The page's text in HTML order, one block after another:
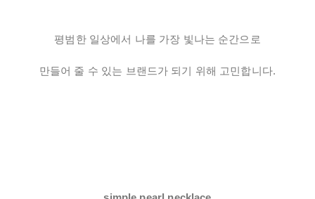
평범한 일상에서 나를 가장 빛나는 순간으로
만들어 줄 수 있는 브랜드가 되기 위해 고민합니다.